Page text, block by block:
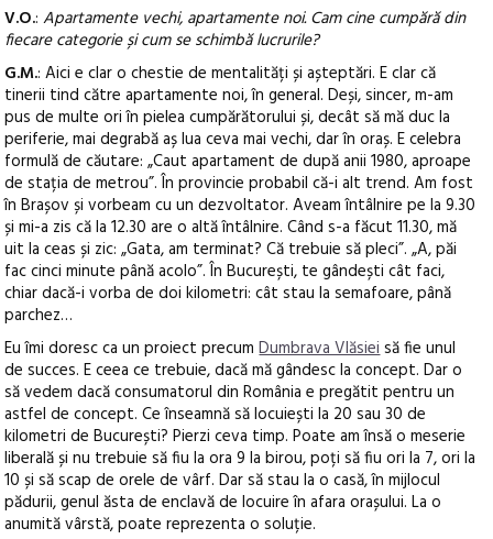
V.O.:Apartamente vechi, apartamente noi. Cam cine cumpără din
fiecare categorie și cum se schimbă lucrurile?
G.M.: Aici e clar o chestie de mentalități și așteptări. E clar că
tinerii tind către apartamente noi, în general. Deși, sincer, m-am
pus de multe ori în pielea cumpărătorului și, decât să mă duc la
periferie, mai degrabă aș lua ceva mai vechi, dar în oraș. E celebra
formulă de căutare: „Caut apartament de după anii 1980, aproape
de stația de metrou”. În provincie probabil că-i alt trend. Am fost
în Brașov și vorbeam cu un dezvoltator. Aveam întâlnire pe la 9.30
și mi-a zis că la 12.30 are o altă întâlnire. Când s-a făcut 11.30, mă
uit la ceas și zic: „Gata, am terminat? Că trebuie să pleci”. „A, păi
fac cinci minute până acolo”. În București, te gândești cât faci,
chiar dacă-i vorba de doi kilometri: cât stau la semafoare, până
parchez…
Eu îmi doresc ca un proiect precumDumbrava Vlăsieisă fie unul
de succes. E ceea ce trebuie, dacă mă gândesc la concept. Dar o
să vedem dacă consumatorul din România e pregătit pentru un
astfel de concept. Ce înseamnă să locuiești la 20 sau 30 de
kilometri de București? Pierzi ceva timp. Poate am însă o meserie
liberală și nu trebuie să fiu la ora 9 la birou, poți să fiu ori la 7, ori la
10 și să scap de orele de vârf. Dar să stau la o casă, în mijlocul
pădurii, genul ăsta de enclavă de locuire în afara orașului. La o
anumită vârstă, poate reprezenta o soluție.